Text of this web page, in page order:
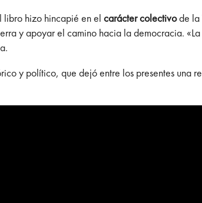
libro hizo hincapié en elcarácter colectivode la
y apoyar el camino hacia la democracia.
y político, que dejó entre los presentes una